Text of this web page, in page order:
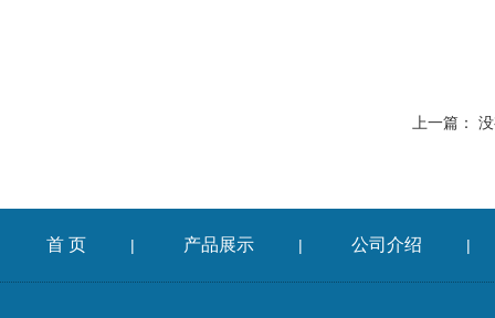
上一篇：
首 页 | 产品展示 | 公司介绍 |